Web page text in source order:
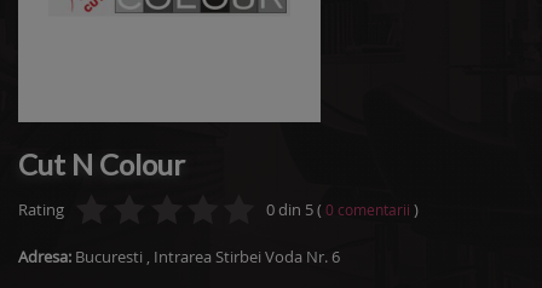
Cut N Colour
Rating 0din 5( 0 comentarii )
Adresa: Bucuresti , Intrarea Stirbei Voda Nr. 6